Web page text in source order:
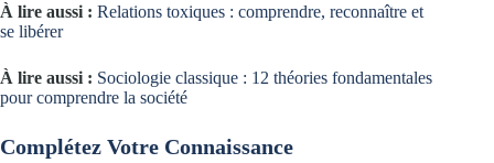
À lire aussi : Relations toxiques : comprendre, reconnaître et
se libérer
À lire aussi : Sociologie classique : 12 théories fondamentales
pour comprendre la société
Complétez Votre Connaissance